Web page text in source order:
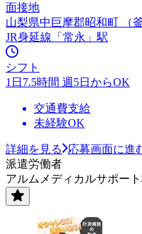
面接地
山梨県中巨摩郡昭和町 （
JR身延線「常永」駅
シフト
1日7.5時間 週5日からOK
交通費支給
未経験OK
詳細を見る
応募画面に進
派遣労働者
アルムメディカルサポー